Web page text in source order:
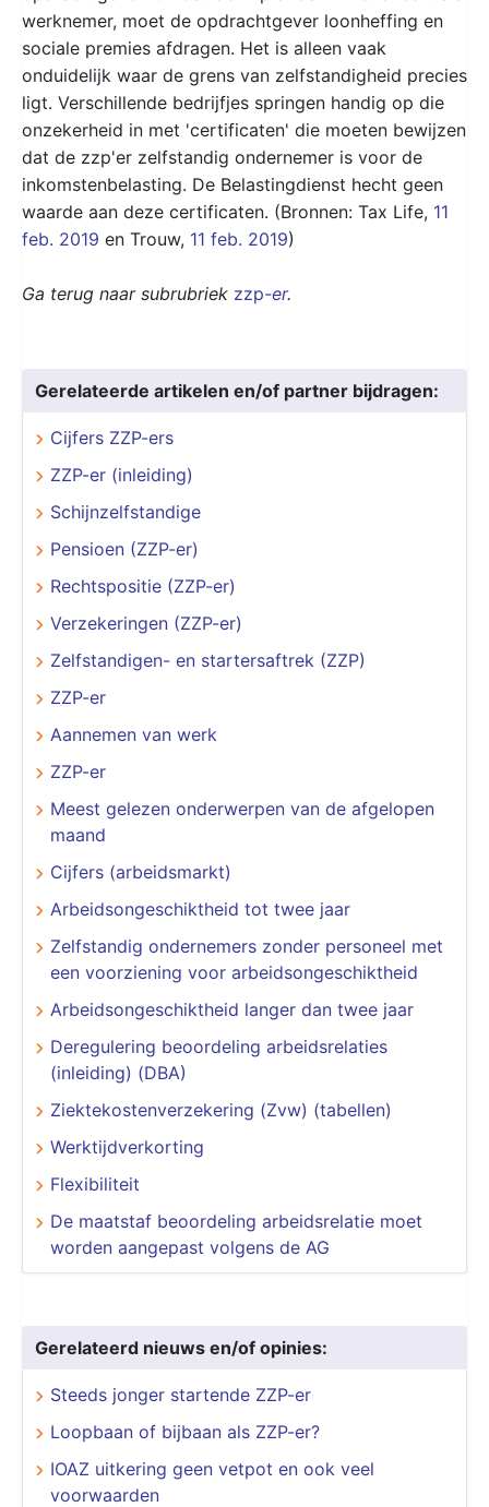
werknemer, moet de opdrachtgever loonheffing en
sociale premies afdragen. Het is alleen vaak
onduidelijk waar de grens van zelfstandigheid precies
ligt. Verschillende bedrijfjes springen handig op die
onzekerheid in met 'certificaten' die moeten bewijzen
dat de zzp'er zelfstandig ondernemer is voor de
inkomstenbelasting. De Belastingdienst hecht geen
waarde aan deze certificaten. (Bronnen: Tax Life, 11
feb. 2019 en Trouw, 11 feb. 2019)
Ga terug naar subrubriek zzp-er.
Gerelateerde artikelen en/of partner bijdragen:
Cijfers ZZP-ers
ZZP-er (inleiding)
Schijnzelfstandige
Pensioen (ZZP-er)
Rechtspositie (ZZP-er)
Verzekeringen (ZZP-er)
Zelfstandigen- en startersaftrek (ZZP)
ZZP-er
Aannemen van werk
ZZP-er
Meest gelezen onderwerpen van de afgelopen
maand
Cijfers (arbeidsmarkt)
Arbeidsongeschiktheid tot twee jaar
Zelfstandig ondernemers zonder personeel met
een voorziening voor arbeidsongeschiktheid
Arbeidsongeschiktheid langer dan twee jaar
Deregulering beoordeling arbeidsrelaties
(inleiding) (DBA)
Ziektekostenverzekering (Zvw) (tabellen)
Werktijdverkorting
Flexibiliteit
De maatstaf beoordeling arbeidsrelatie moet
worden aangepast volgens de AG
Gerelateerd nieuws en/of opinies:
Steeds jonger startende ZZP-er
Loopbaan of bijbaan als ZZP-er?
IOAZ uitkering geen vetpot en ook veel
voorwaarden